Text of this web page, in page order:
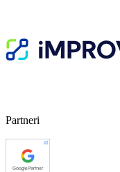
Partneri